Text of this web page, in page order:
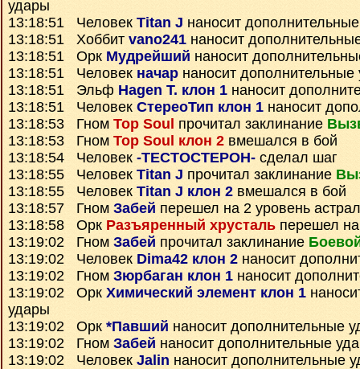
удары
13:18:51 Человек Titan J наносит
13:18:51 Хоббит vano241 наносит
13:18:51 Орк Мудрейший наносит
13:18:51 Человек начар наносит дополнительные
13:18:51 Эльф Hagen T. клон 1 наносит
13:18:51 Человек СтереоТип клон 1 наносит
13:18:53 Гном Top Soul прочитал заклинание
13:18:53 Гном Top Soul клон 2 вмешался в бой
13:18:54 Человек -ТЕСТОСТЕРОН- сделал шаг
13:18:55 Человек Titan J прочитал заклинание
13:18:55 Человек Titan J клон 2 вмешался в бой
13:18:57 Гном Забей перешел на 2 уровень
13:18:58 Орк Разъяренный хрусталь перешел
13:19:02 Гном Забей прочитал заклинание
13:19:02 Человек Dima42 клон 2 наносит
13:19:02 Гном Зюрбаган клон 1 наносит
13:19:02 Орк Химический элемент клон 1
удары
13:19:02 Орк *Павший наносит дополнительные
13:19:02 Гном Забей наносит дополнительные
13:19:02 Человек Jalin наносит дополнительные